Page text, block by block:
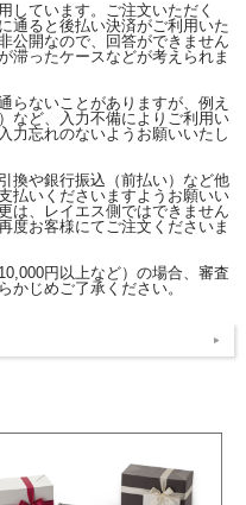
しています。ご注文いただく
通ると後払い決済がご利用いた
公開なので、回答ができません
滞ったケースなどが考えられま
らないことがありますが、例え
など、入力不備によりご利用い
力忘れのないようお願いいたし
換や銀行振込（前払い）など他
払いくださいますようお願いい
は、レイエス側ではできません
度お客様にてご注文くださいま
円以上など）の場合、審査
かじめご了承ください。